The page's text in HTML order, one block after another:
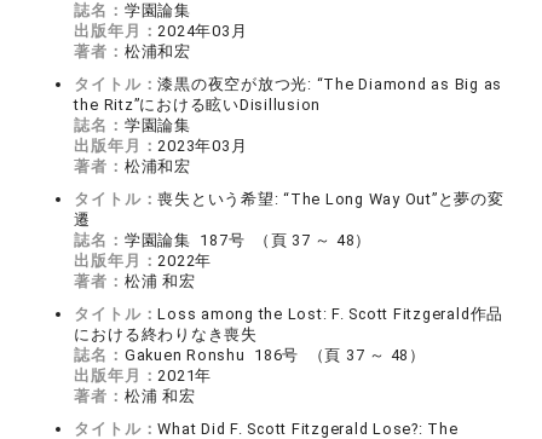
誌名： 学園論集
出版年月：2024年03月
著者： 松浦和宏
タイトル：漆黒の夜空が放つ光: “The Diamond as Big as
the Ritz”における眩いDisillusion
誌名： 学園論集
出版年月：2023年03月
著者： 松浦和宏
タイトル：喪失という希望: “The Long Way Out”と夢の変
遷
誌名： 学園論集 187号 （頁 37 ～ 48）
出版年月：2022年
著者： 松浦 和宏
タイトル：Loss among the Lost: F. Scott Fitzgerald作品
における終わりなき喪失
誌名： Gakuen Ronshu 186号 （頁 37 ～ 48）
出版年月：2021年
著者： 松浦 和宏
タイトル：What Did F. Scott Fitzgerald Lose?: The